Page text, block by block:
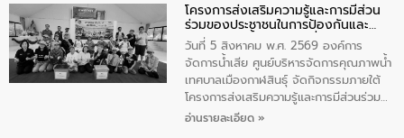
ณ เทศบาลตำบลบางเลน จังหวัดนครปฐม
นักเรียนชั้นมัธยมต้น โรงเรียนเทศบาล 5
(กระดาษไทยอนุเคราะห์), นักศึกษาชั้น ปวช.
1 วิทยาลัยเทคนิคกาญจนบุรี, ผู้นำชุมชนบ้าน
เหนือ 2 และชุมชนซอยโรงน้ำแข็ง ในเขต
เทศบาลเมืองกาญจนบุรี เพื่อส่งเสริมความรู้
ด้านการจัดการน้ำเสีย การบำบัดน้ำเสียเบื้อง
ต้นในครัวเรือน และสร้างจิตสำนึกในการ
โครงการส่งเสริมความรู้และการมีส่วน
ร่วมของประชาชนในการป้องกันและ
แก้ไขปัญหาน้ำเสียอย่างยั่งยืน
วันที่ 5 สิงหาคม พ.ศ. 2569 องค์การ
จัดการน้ำเสีย ศูนย์บริหารจัดการคุณภาพน้ำ
เทศบาลเมืองกาฬสินธุ์ จัดกิจกรรมภายใต้
โครงการส่งเสริมความรู้และการมีส่วนร่วม
ของประชาชนในการป้องกันและแก้ไขปัญหา
อ่านรายละเอียด »